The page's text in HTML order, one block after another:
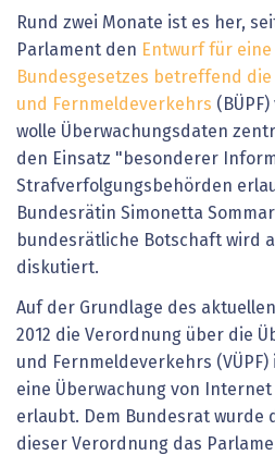
Rund zwei Monate ist es her,
Parlament den Entwurf für eine
Bundesgesetzes betreffend
und Fernmeldeverkehrs
wolle Überwachungsdaten
den Einsatz "besonderer
Strafverfolgungsbehörden
Bundesrätin Simonetta
bundesrätliche Botschaft wird
diskutiert.
Auf der Grundlage des
2012 die Verordnung über die
und Fernmeldeverkehrs
eine Überwachung von
erlaubt. Dem Bundesrat wurde
dieser Verordnung das